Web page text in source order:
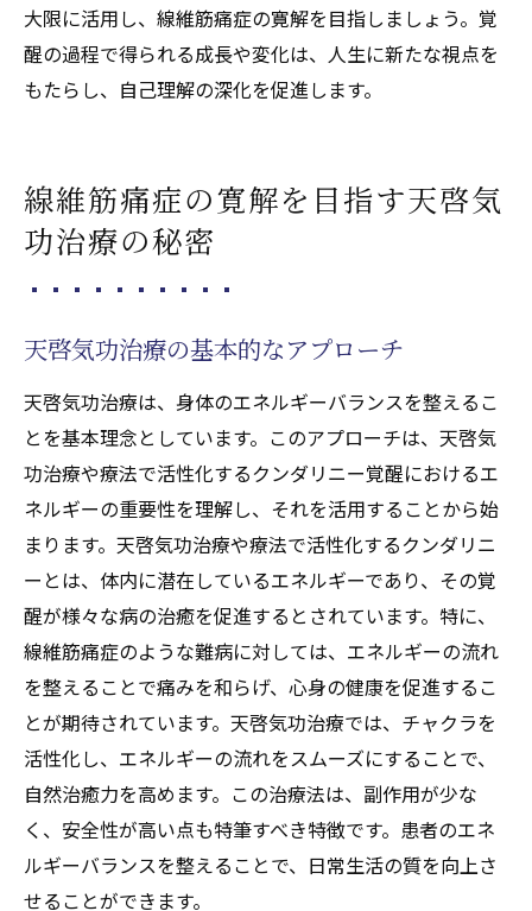
大限に活用し、線維筋痛症の寛解を目指しましょう。覚
醒の過程で得られる成長や変化は、人生に新たな視点を
もたらし、自己理解の深化を促進します。
線維筋痛症の寛解を目指す天啓気
功治療の秘密
天啓気功治療の基本的なアプローチ
天啓気功治療は、身体のエネルギーバランスを整えるこ
とを基本理念としています。このアプローチは、天啓気
功治療や療法で活性化するクンダリニー覚醒におけるエ
ネルギーの重要性を理解し、それを活用することから始
まります。天啓気功治療や療法で活性化するクンダリニ
ーとは、体内に潜在しているエネルギーであり、その覚
醒が様々な病の治癒を促進するとされています。特に、
線維筋痛症のような難病に対しては、エネルギーの流れ
を整えることで痛みを和らげ、心身の健康を促進するこ
とが期待されています。天啓気功治療では、チャクラを
活性化し、エネルギーの流れをスムーズにすることで、
自然治癒力を高めます。この治療法は、副作用が少な
く、安全性が高い点も特筆すべき特徴です。患者のエネ
ルギーバランスを整えることで、日常生活の質を向上さ
せることができます。